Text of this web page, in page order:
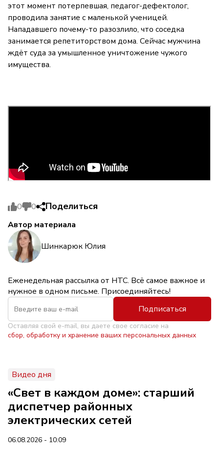
этот момент потерпевшая, педагог-дефектолог,
проводила занятие с маленькой ученицей.
Нападавшего почему-то разозлило, что соседка
занимается репетиторством дома. Сейчас мужчина
ждёт суда за умышленное уничтожение чужого
имущества.
0 0 Поделиться
Автор материала
Шинкарюк Юлия
Еженедельная рассылка от НТС. Всё самое важное и
нужное в одном письме. Присоединяйтесь!
Подписаться
Оставляя свой e-mail, вы даете свое согласие на
сбор, обработку и хранение ваших персональных данных
Видео дня
«Свет в каждом доме»: старший
диспетчер районных
электрических сетей
06.08.2026 - 10:09